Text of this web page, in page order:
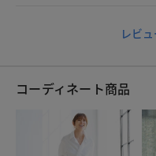
レビ
コーディネート商品